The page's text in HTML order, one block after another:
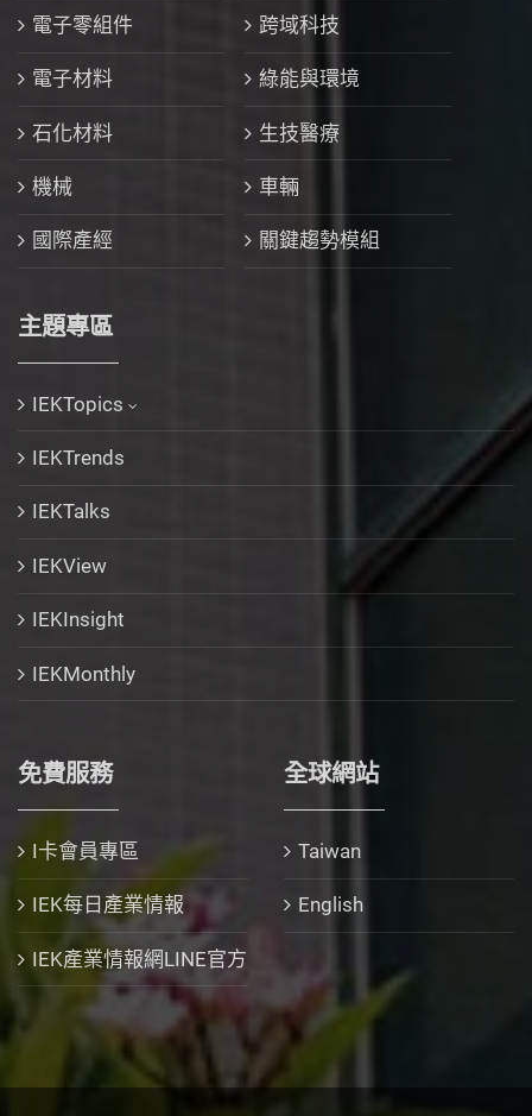
電子零組件 跨域科技
電子材料 綠能與環境
石化材料 生技醫療
機械 車輛
國際產經 關鍵趨勢模組
主題專區
IEKTopics
IEKTrends
IEKTalks
IEKView
IEKInsight
IEKMonthly
免費服務
I卡會員專區
IEK每日產業情報
IEK產業情報網LINE官方
全球網站
Taiwan
English